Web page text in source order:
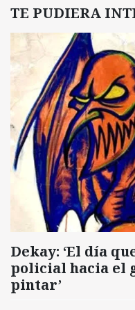
TE PUDIERA
Dekay: ‘El día
policial hacia el
pintar’